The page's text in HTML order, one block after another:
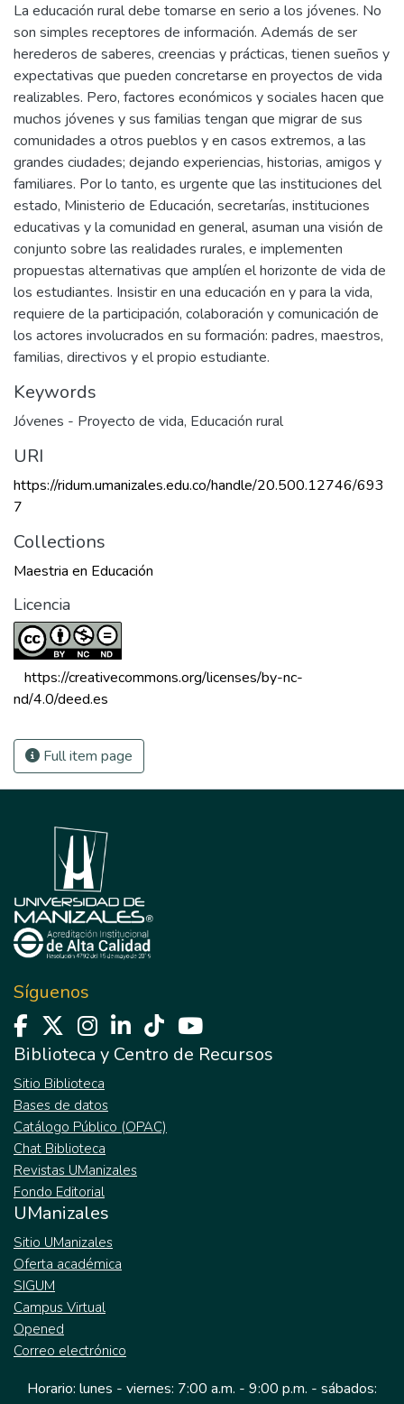
La educación rural debe tomarse en serio a los jóvenes. No
son simples receptores de información. Además de ser
herederos de saberes, creencias y prácticas, tienen sueños y
expectativas que pueden concretarse en proyectos de vida
realizables. Pero, factores económicos y sociales hacen que
muchos jóvenes y sus familias tengan que migrar de sus
comunidades a otros pueblos y en casos extremos, a las
grandes ciudades; dejando experiencias, historias, amigos y
familiares. Por lo tanto, es urgente que las instituciones del
estado, Ministerio de Educación, secretarías, instituciones
educativas y la comunidad en general, asuman una visión de
conjunto sobre las realidades rurales, e implementen
propuestas alternativas que amplíen el horizonte de vida de
los estudiantes. Insistir en una educación en y para la vida,
requiere de la participación, colaboración y comunicación de
los actores involucrados en su formación: padres, maestros,
familias, directivos y el propio estudiante.
Keywords
Jóvenes - Proyecto de vida, Educación rural
URI
https://ridum.umanizales.edu.co/handle/20.500.12746/693
7
Collections
Maestria en Educación
Licencia
https://creativecommons.org/licenses/by-nc-
nd/4.0/deed.es
Full item page
Síguenos
Biblioteca y Centro de Recursos
Sitio Biblioteca
Bases de datos
Catálogo Público (OPAC)
Chat Biblioteca
Revistas UManizales
Fondo Editorial
UManizales
Sitio UManizales
Oferta académica
SIGUM
Campus Virtual
Opened
Correo electrónico
Horario: lunes - viernes: 7:00 a.m. - 9:00 p.m. - sábados: